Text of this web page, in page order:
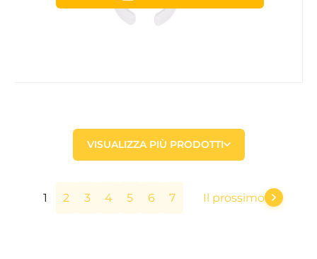
VISUALIZZA PIÙ PRODOTTI
1 2 3 4 5 6 7 Il prossimo